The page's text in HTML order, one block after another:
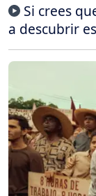
Si crees
a descubrir